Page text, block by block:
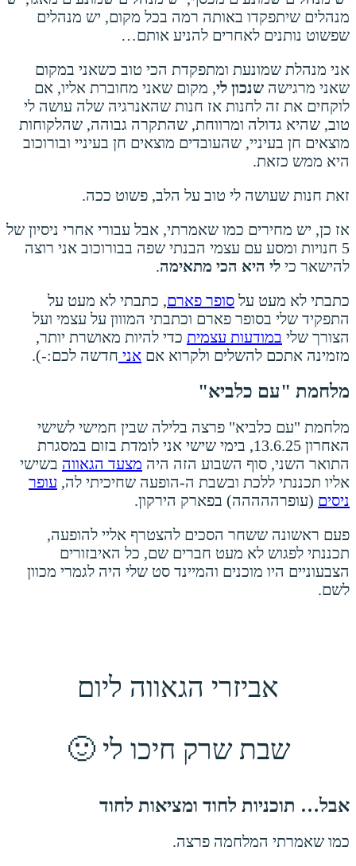
מנהלים שיתפקדו באותה רמה בכל מקום, יש מנהלים
שפשוט נותנים לאחרים להניע אותם…
אני מנהלת שמונעת ומתפקדת הכי טוב כשאני במקום
שאני מרגישה שנכון לי, מקום שאני מחוברת אליו, אם
לוקחים את זה לחנות אז חנות שהאנרגיה שלה עושה לי
טוב, שהיא גדולה ומרווחת, שהתקרה גבוהה, שהלקוחות
מוצאים חן בעיניי, שהעובדים מוצאים חן בעיניי ובורוכוב
היא ממש כזאת.
זאת חנות שעושה לי טוב על הלב, פשוט ככה.
אז כן, יש מחירים כמו שאמרתי, אבל עבורי אחרי ניסיון של
5 חנויות ומסע עם עצמי הבנתי שפה בבורוכוב אני רוצה
להישאר כי לי היא הכי מתאימה.
כתבתי לא מעט על סופר פארם, כתבתי לא מעט על
התפקיד שלי בסופר פארם וכתבתי המווון על עצמי ועל
הצורך שלי במודעות עצמית כדי להיות מאושרת יותר,
מזמינה אתכם להשלים ולקרוא אם אני חדשה לכם:-).
מלחמת "עם כלביא"
מלחמת "עם כלביא" פרצה בלילה שבין חמישי לשישי
האחרון 13.6.25, בימי שישי אני לומדת בזום במסגרת
התואר השני, סוף השבוע הזה היה מצעד הגאווה בשישי
אליו תכננתי ללכת ובשבת ה-הופעה שחיכיתי לה, עופר
ניסים (עופרההההה) בפארק הירקון.
פעם ראשונה ששחר הסכים להצטרף אליי להופעה,
תכננתי לפגוש לא מעט חברים שם, כל האיבזורים
הצבעוניים היו מוכנים והמיינד סט שלי היה לגמרי מכוון
לשם.
אביזרי הגאווה ליום
שבת שרק חיכו לי 🙂
אבל… תוכניות לחוד ומציאות לחוד
כמו שאמרתי המלחמה פרצה.